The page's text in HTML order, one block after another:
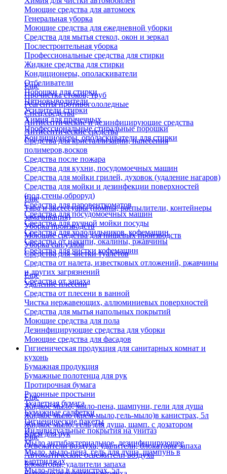
Моющие средства для автомоек
Генеральная уборка
Моющие средства для ежедневной уборки
Средства для мытья стекол, окон и зеркал
Послестроительная уборка
Профессиональные средства для стирки
Жидкие средства для стирки
Кондиционеры, ополаскиватели
Отбеливатели
Порошки для стирки
Пятновыводители
Усилители стирки
Химия для прачечных
Профессиональные стиральные порошки
Кондиционеры, ополаскиватели для стирки
Еще
Прочистка стоков, труб
Реагенты противогололедные
Спец.средства
Антисептические и дезинфицирующие средства
Антисептические средства
Средства для кристаллизации, нанесения
полимеров,восков
Средства после пожара
Средства для кухни, посудомоечных машин
Средства для мойки грилей, духовок (удаление нагаров)
Средства для мойки и дезинфекции поверхностей
(пол,стены,оброруд)
Средства для паровенткоматов
Средства для посудомоечных машин
Средства для ручной мойки посуды
Средства для холодильников, кофемашин
Средства от накипи, окалины, ржавчины
Средства для чистки кофемашин
Еще
Тара и аксессуары (помпы, распылители, контейнеры
замачивания)
Уборка производств
Моющие средства для пищевых производств
Уборка сан.узлов
Средства для чистки туалетов
Средства от налета, известковых отложений, ржавчины
и других загрязнений
Средства от запаха
Еще
Удаление плесени
Средства от плесени в ванной
Чистка нержавеющих, аллюминиевых поверхностей
Средства для мытья напольных покрытий
Моющие средства для пола
Дезинфицирующие средства для уборки
Моющие средства для фасадов
Гигиеническая продукция для санитарных комнат и
кухонь
Бумажная продукция
Бумажные полотенца для рук
Протирочная бумага
Рулонные простыни
Туалетная бумага
Бумажные салфетки
Гигиенические пакеты
Индивидуальные покрытия на унитаз
Еще
Жидкое мыло, мыло-пена, шампуни, гели для душа
Жидкое мыло (крем-мыло,гель-мыло)в канистрах, 5л
Жидкое мыло, гель для душа, шамп. с дозатором
Крем для рук
Мыло антибактериальное, дезинфицирующее
Мыло, мыло-пена, гель для душа, шампунь в
картриджах
Мыло-пена в канистрах, 5л
Еще
Освежители воздуха, удалители, блокаторы запаха
Автоматические освежители воздуха
Блокаторы, удалители запаха